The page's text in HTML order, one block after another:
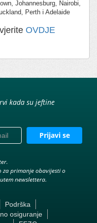
Johannesburg, Nairobi,
Perth i Adelaide
OVDJE
kada su jeftine
Prijavi se
za primanje obavijesti o
newslettera.
Podrška
osiguranje